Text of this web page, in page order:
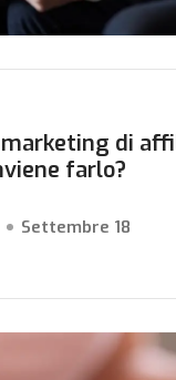
marketing di
farlo?
Settembre 18